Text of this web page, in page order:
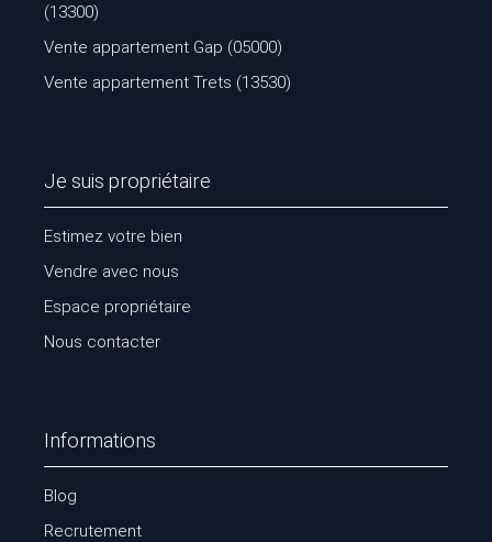
(13300)
Vente appartement Gap (05000)
Vente appartement Trets (13530)
Je suis propriétaire
Estimez votre bien
Vendre avec nous
Espace propriétaire
Nous contacter
Informations
Blog
Recrutement